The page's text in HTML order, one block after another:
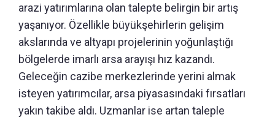
arazi yatırımlarına olan talepte belirgin bir artış
yaşanıyor. Özellikle büyükşehirlerin gelişim
akslarında ve altyapı projelerinin yoğunlaştığı
bölgelerde imarlı arsa arayışı hız kazandı.
Geleceğin cazibe merkezlerinde yerini almak
isteyen yatırımcılar, arsa piyasasındaki fırsatları
yakın takibe aldı. Uzmanlar ise artan taleple